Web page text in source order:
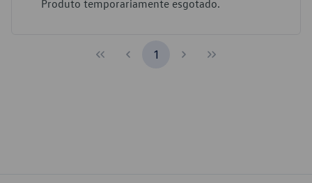
Produto temporariamente esgotado.
1